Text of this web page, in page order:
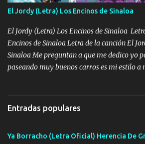
alteró de repente Mi carnal Abel aun lado
ha rajado pal Chinchillas un saludo y para
Peñasco Me fajó una Glock al cinto y de
zapatos mi es...
El Jordy (Letra) Los Encinos de Sinaloa
El Jordy (Letra) Los Encinos de Sinaloa
Encinos de Sinaloa Letra de la canción El
Sinaloa Me preguntan a que me dedico yo
paseando muy buenos carros es mi estilo a
miraban trabajando la escuela dejé el dinero
familia que nunca les falte nada es la gran
mi esposa no se ra'ja Música Me rodearon
Entradas populares
Ya Borracho (Letra Oficial) Herencia De